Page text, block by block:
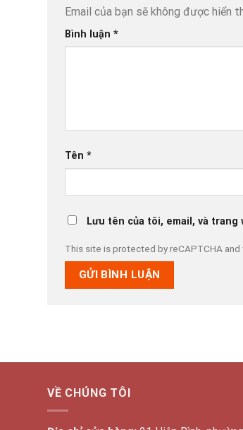
Email của bạn sẽ không được hiển
Bình luận *
Tên *
Lưu tên của tôi, email, và
This site is protected by reCAPTCHA and
VỀ CHÚNG TÔI